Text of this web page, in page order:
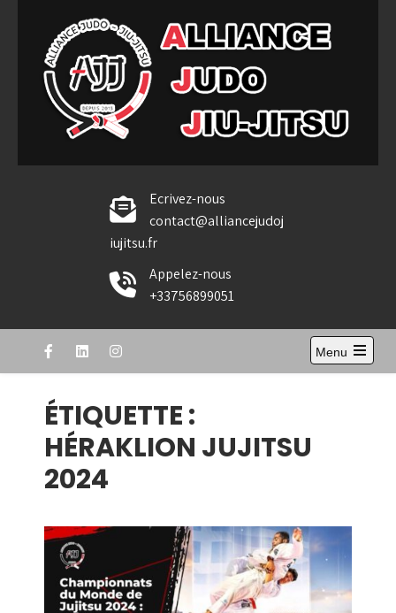
content
Alliance Judo Jiu-jitsu
Ecrivez-nous
contact@alliancejudoj
iujitsu.fr
Appelez-nous
+33756899051
Menu
Open
ÉTIQUETTE :
HÉRAKLION JUJITSU
2024